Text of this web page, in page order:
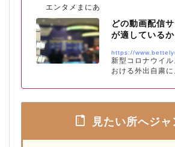
エンタメまにあ
どの動画配信
が適している
新型コロナウイ
おける外出自粛に
れに伴い、定額
サービスを利用
市場のマーケティ
s」の調査によれ
見たい所へジャ